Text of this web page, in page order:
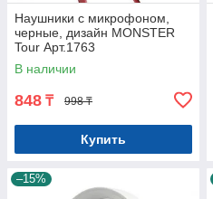
Наушники с микрофоном,
черные, дизайн MONSTER
Tour Арт.1763
В наличии
848 ₸ 998 ₸
Купить
–15%